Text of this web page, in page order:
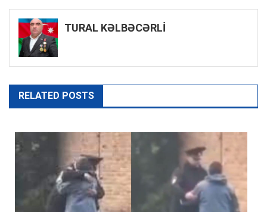
naviqasiyası
TURAL KƏLBƏCƏRLİ
RELATED POSTS